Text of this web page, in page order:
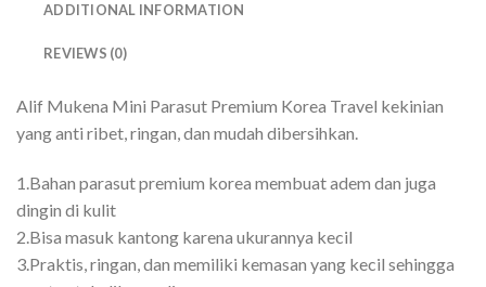
ADDITIONAL INFORMATION
REVIEWS (0)
Alif Mukena Mini Parasut Premium Korea Travel kekinian
yang anti ribet, ringan, dan mudah dibersihkan.
1.Bahan parasut premium korea membuat adem dan juga
dingin di kulit
2.Bisa masuk kantong karena ukurannya kecil
3.Praktis, ringan, dan memiliki kemasan yang kecil sehingga